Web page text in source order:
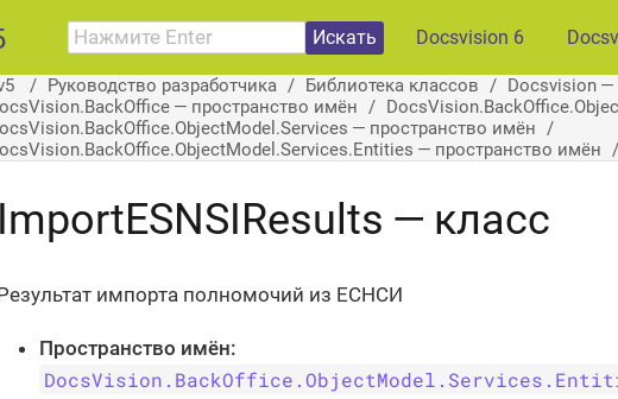
Искать Docsvision 6
Руководство разработчика Библиотека классов
Docsvision —
— пространство имён
— пространство имён
— пространство имён
ImportESNSIResults — класс
импорта полномочий из ЕСНСИ
Пространство имён: